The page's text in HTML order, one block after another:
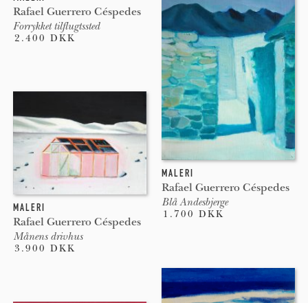
Rafael Guerrero Céspedes
Forrykket tilflugtssted
2.400 DKK
MALERI
Rafael Guerrero Céspedes
Blå Andesbjerge
1.700 DKK
MALERI
Rafael Guerrero Céspedes
Månens drivhus
3.900 DKK